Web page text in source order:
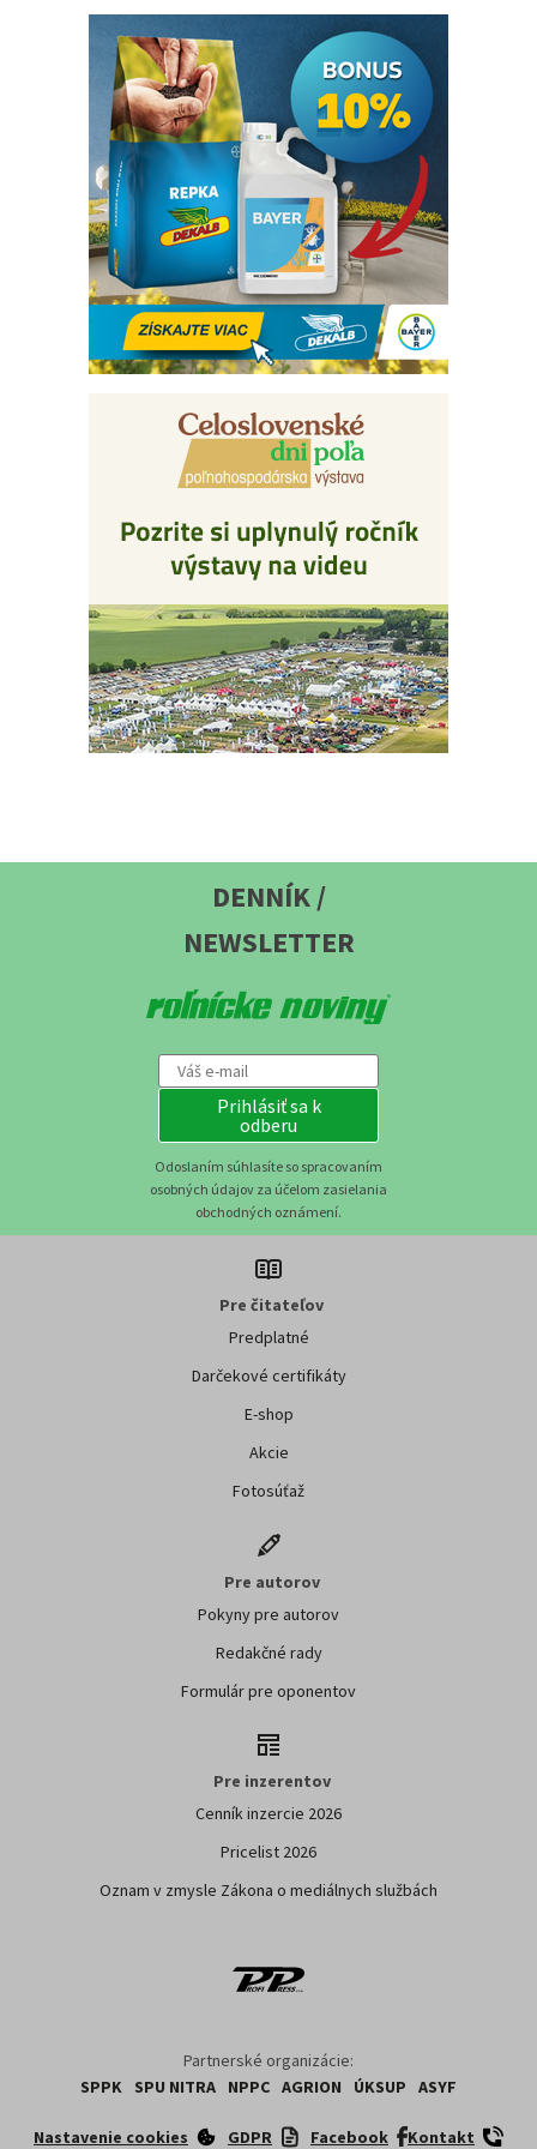
DENNÍK /
NEWSLETTER
Prihlásiť sa k
odberu
Odoslaním súhlasíte so spracovaním
osobných údajov za účelom zasielania
obchodných oznámení.
Pre čitateľov
Predplatné
Darčekové certifikáty
E-shop
Akcie
Fotosúťaž
Pre autorov
Pokyny pre autorov
Redakčné rady
Formulár pre oponentov
Pre inzerentov
Cenník inzercie 2026
Pricelist 2026
Oznam v zmysle Zákona o mediálnych službách
Partnerské organizácie:
SPPK
SPU NITRA NPPC AGRION ÚKSUP ASYF
Nastavenie cookies GDPR Facebook Kontakt